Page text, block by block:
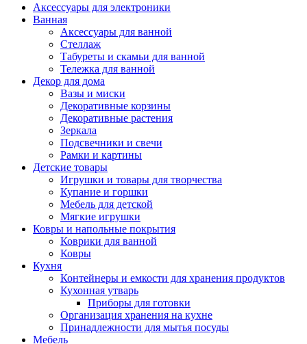
Аксессуары для электроники
Ванная
Аксессуары для ванной
Стеллаж
Табуреты и скамьи для ванной
Тележка для ванной
Декор для дома
Вазы и миски
Декоративные корзины
Декоративные растения
Зеркала
Подсвечники и свечи
Рамки и картины
Детские товары
Игрушки и товары для творчества
Купание и горшки
Мебель для детской
Мягкие игрушки
Ковры и напольные покрытия
Коврики для ванной
Ковры
Кухня
Контейнеры и емкости для хранения продуктов
Кухонная утварь
Приборы для готовки
Организация хранения на кухне
Принадлежности для мытья посуды
Мебель